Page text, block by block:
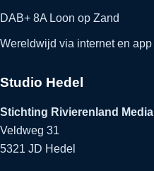
DAB+ 8A Loon op Zand
Wereldwijd via internet en app
Studio Hedel
Stichting Rivierenland Media
Veldweg 31
5321 JD Hedel